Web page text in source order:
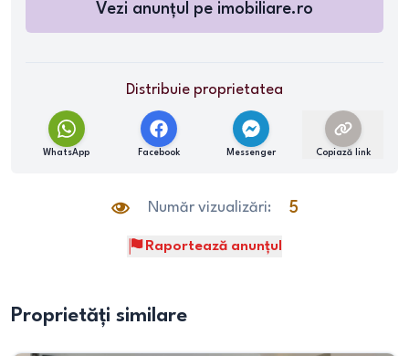
Vezi anunțul pe imobiliare.ro
Distribuie proprietatea
WhatsApp Facebook Messenger Copiază link
Număr vizualizări: 5
Raportează anunțul
Proprietăți similare